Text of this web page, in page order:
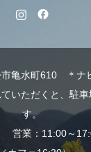
亀水町610 ＊ナ
いただくと、駐車
す。
営業：11:00～